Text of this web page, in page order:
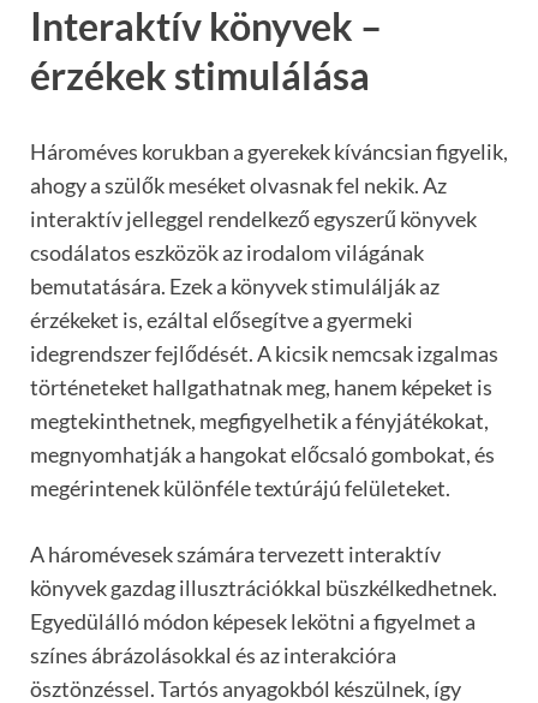
Interaktív könyvek –
érzékek stimulálása
Hároméves korukban a gyerekek kíváncsian figyelik,
ahogy a szülők meséket olvasnak fel nekik. Az
interaktív jelleggel rendelkező egyszerű könyvek
csodálatos eszközök az irodalom világának
bemutatására. Ezek a könyvek stimulálják az
érzékeket is, ezáltal elősegítve a gyermeki
idegrendszer fejlődését. A kicsik nemcsak izgalmas
történeteket hallgathatnak meg, hanem képeket is
megtekinthetnek, megfigyelhetik a fényjátékokat,
megnyomhatják a hangokat előcsaló gombokat, és
megérintenek különféle textúrájú felületeket.
A háromévesek számára tervezett interaktív
könyvek gazdag illusztrációkkal büszkélkedhetnek.
Egyedülálló módon képesek lekötni a figyelmet a
színes ábrázolásokkal és az interakcióra
ösztönzéssel. Tartós anyagokból készülnek, így